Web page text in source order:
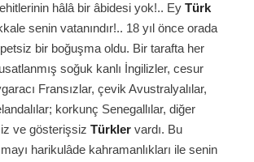
hâlâ bir âbidesi yok!.. Ey Türk
senin vatanındır!.. 18 yıl önce orada
bir boğuşma oldu. Bir tarafta her
soğuk kanlı İngilizler, cesur
Fransızlar, çevik Avustralyalılar,
korkunç Senegallılar, diğer
ve gösterişsiz Türkler vardı. Bu
harikulâde kahramanlıkları ile senin